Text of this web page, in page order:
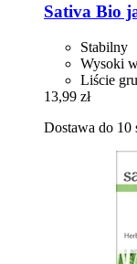
Sativa Bio
Stabilny
Wysoki
Liście
13,99 zł
Dostawa do 10